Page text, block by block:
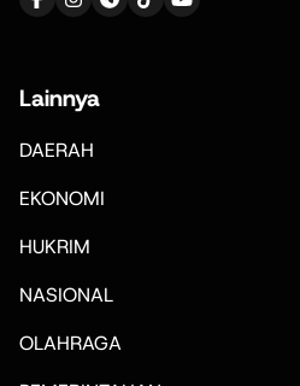
Lainnya
DAERAH
EKONOMI
HUKRIM
NASIONAL
OLAHRAGA